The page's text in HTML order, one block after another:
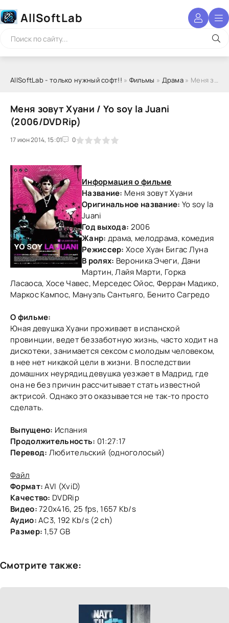
AllSoftLab
AllSoftLab - только нужный софт!! » Фильмы » Драма » Меня зовут Хуани / Yo soy la Juani (2006/DVDRip)
Меня зовут Хуани / Yo soy la Juani
(2006/DVDRip)
17 июн 2014, 15:01 0
1 2 3 4 5
Информация о фильме
Название: Меня зовут Хуани
Оригинальное название: Yo soy la
Juani
Год выхода: 2006
Жанр: драма, мелодрама, комедия
Режиссер: Хосе Хуан Бигас Луна
В ролях: Вероника Эчеги, Дани
Мартин, Лайя Марти, Горка
Ласаоса, Хосе Чавес, Мерседес Ойос, Ферран Мадико,
Маркос Кампос, Мануэль Сантьяго, Бенито Сагредо
О фильме:
Юная девушка Хуани проживает в испанской
провинции, ведет беззаботную жизнь, часто ходит на
дискотеки, занимается сексом с молодым человеком,
в нее нет никакой цели в жизни. В последствии
домашних неурядиц девушка уезжает в Мадрид, где
она не без причин рассчитывает стать известной
актрисой. Однако это оказывается не так-то просто
сделать.
Выпущено: Испания
Продолжительность: 01:27:17
Перевод: Любительский (одноголосый)
Файл
Формат:AVI (XviD)
Качество: DVDRip
Видео:720x416, 25 fps, 1657 Kb/s
Аудио:AC3, 192 Kb/s (2 ch)
Размер: 1,57 GB
Смотрите также: